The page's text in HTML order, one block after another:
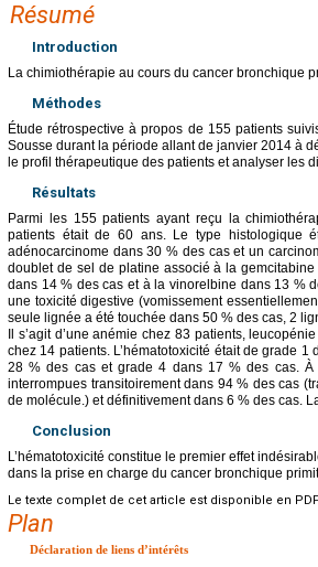
Résumé
Introduction
La chimiothérapie au cours du cancer bronchique
Méthodes
Étude rétrospective à propos de 155 patients
Sousse durant la période allant de janvier 2014 à
le profil thérapeutique des patients et analyser les
Résultats
Parmi les 155 patients ayant reçu la
patients était de 60 ans. Le type histologique
adénocarcinome dans 30 % des cas et un
doublet de sel de platine associé à la
dans 14 % des cas et à la vinorelbine dans 13 %
une toxicité digestive (vomissement
seule lignée a été touchée dans 50 % des cas, 2
Il s’agit d’une anémie chez 83 patients,
chez 14 patients. L’hématotoxicité était de grade
28 % des cas et grade 4 dans 17 % des cas. À
interrompues transitoirement dans 94 % des cas
de molécule.) et définitivement dans 6 % des cas.
Conclusion
L’hématotoxicité constitue le premier effet
dans la prise en charge du cancer bronchique
Le texte complet de cet article est disponible en
Plan
Déclaration de liens d’intérêts